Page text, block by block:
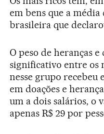
em bens que a
brasileira que
O peso de heranças
significativo entre os
nesse grupo recebeu
em doações e
um a dois salários, o
apenas R$ 29 por